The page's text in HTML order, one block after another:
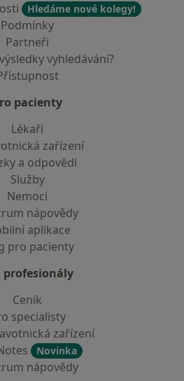
Hledáme nové kolegy!
Podmínky
Partneři
vyhledávání?
pacienty
Lékaři
zařízení
a odpovědi
Služby
Nemoci
nápovědy
aplikace
pro pacienty
profesionály
Ceník
specialisty
zařízení
Novinka
nápovědy